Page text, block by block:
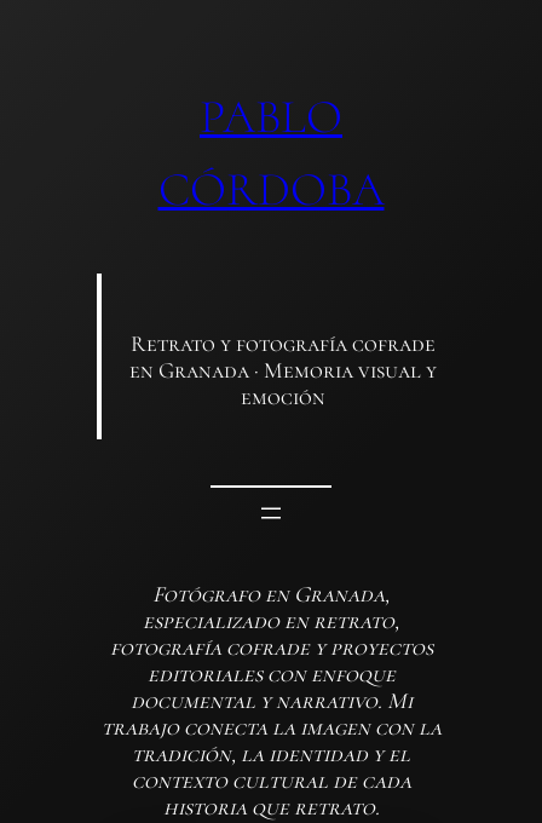
PABLO
CÓRDOBA
Retrato y fotografía cofrade
en Granada · Memoria visual y
emoción
Fotógrafo en Granada,
especializado en retrato,
fotografía cofrade y proyectos
editoriales con enfoque
documental y narrativo. Mi
trabajo conecta la imagen con la
tradición, la identidad y el
contexto cultural de cada
historia que retrato.